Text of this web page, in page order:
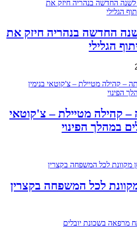
החדשה בנהריה חיזק את
הגלילי
– קהילה מטיילת – צ'קוטאי
לכל המשפחה בקצרין